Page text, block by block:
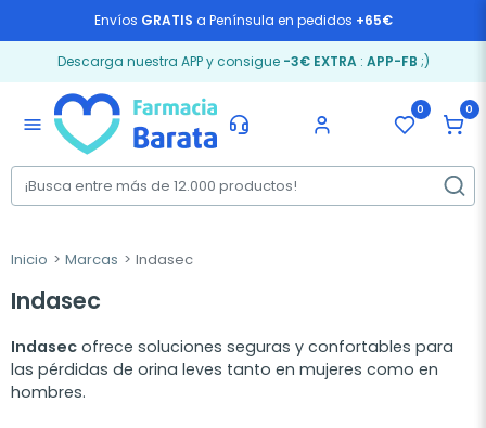
Envíos GRATIS a Península en pedidos +65€
Descarga nuestra APP y consigue -3€ EXTRA: APP-FB ;)
menu
0 0
Inicio Marcas Indasec
Indasec
Indasec ofrece soluciones seguras y confortables para
las pérdidas de orina leves tanto en mujeres como en
hombres.